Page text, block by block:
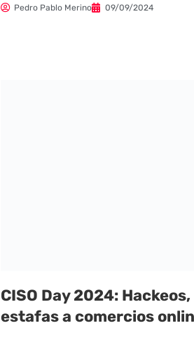
Pedro Pablo Merino 09/09/2024
CISO Day 2024:
estafas a comercios